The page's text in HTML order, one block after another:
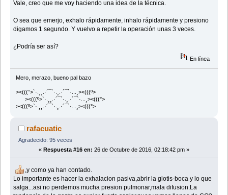
Vale, creo que me voy haciendo una idea de la técnica.
O sea que emerjo, exhalo rápidamente, inhalo rápidamente y presiono
digamos 1 segundo. Y vuelvo a repetir la operación unas 3 veces.
¿Podría ser así?
En línea
Mero, merazo, bueno pal bazo
><(((°>`·.¸¸.·´¯`·.¸.·´¯`·...¸><(((º>
><(((º>`·.¸¸.·´¯`·.¸.·´¯`·...¸><(((°>
><(((º>`·.¸¸.·´¯`·.¸.·´¯`·...¸><(((°>
rafacuatic
Agradecido: 95 veces
« Respuesta #16 en: 26 de Octubre de 2016, 02:18:42 pm »
,y como ya han contado.
Lo importante es hacer la exhalacion pasiva,abrir la glotis-boca y lo que
salga...asi no perdemos mucha presion pulmonar,mala difusion.La